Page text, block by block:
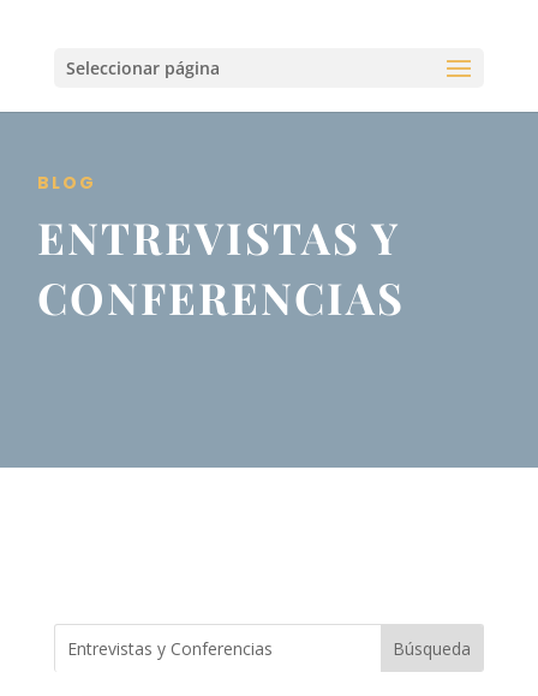
Seleccionar página
BLOG
ENTREVISTAS Y
CONFERENCIAS